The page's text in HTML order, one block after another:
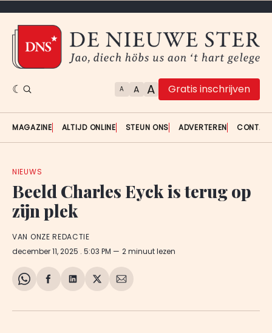
A A A Gratis inschrijven
MAGAZINE ALTIJD ONLINE STEUN ONS ADVERTEREN
NIEUWS
Beeld Charles Eyck is terug op
zijn plek
VAN ONZE REDACTIE
december 11, 2025 . 5:03 PM 2 minuut lezen
Share
WhatsApp
Delen
Facebook
Delen
LinkedIn
Share
X
Deel
E-